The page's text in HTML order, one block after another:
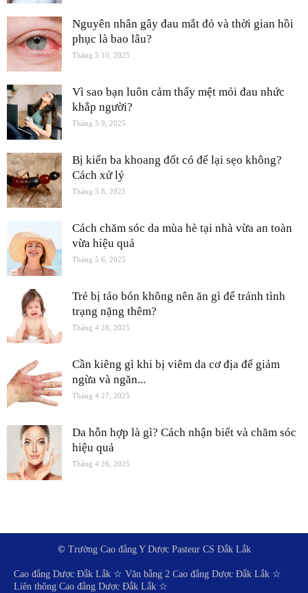
Nguyên nhân gây đau mắt đỏ và thời gian hồi
phục là bao lâu?
Tháng 5 10, 2025
Vì sao bạn luôn cảm thấy mệt mỏi đau nhức
khắp người?
Tháng 5 9, 2025
Bị kiến ba khoang đốt có để lại sẹo không?
Cách xử lý
Tháng 5 8, 2025
Cách chăm sóc da mùa hè tại nhà vừa an toàn
vừa hiệu quả
Tháng 5 6, 2025
Trẻ bị táo bón không nên ăn gì để tránh tình
trạng nặng thêm?
Tháng 4 28, 2025
Cần kiêng gì khi bị viêm da cơ địa để giảm
ngừa và ngăn...
Tháng 4 27, 2025
Da hỗn hợp là gì? Cách nhận biết và chăm sóc
hiệu quả
Tháng 4 26, 2025
© Trường Cao đẳng Y Dược Pasteur CS Đắk Lắk
Cao đẳng Dược Đắk Lắk ☆ Văn bằng 2 Cao đẳng Dược Đắk Lắk ☆
Liên thông Cao đẳng Dược Đắk Lắk ☆